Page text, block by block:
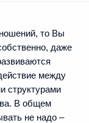
то Вы
даже
между
структурами
В общем
не надо –